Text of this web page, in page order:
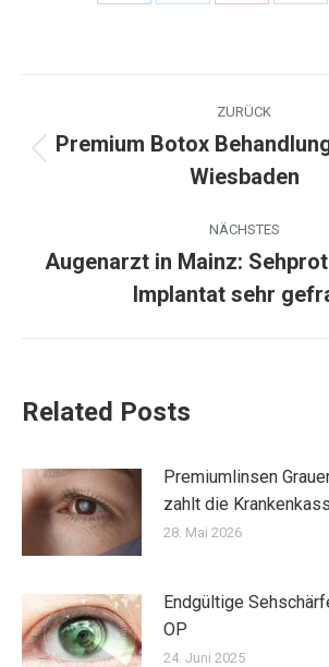
ZURÜCK
Vorheriger
Beitrag:
Premium Botox
Wiesbaden
NÄCHSTES
Nächster
Beitrag:
Augenarzt in Mainz:
Implantat sehr
Related Posts
Premiumlinsen
zahlt die
28. Mai 2026
Endgültige
OP
24. Juni 2025